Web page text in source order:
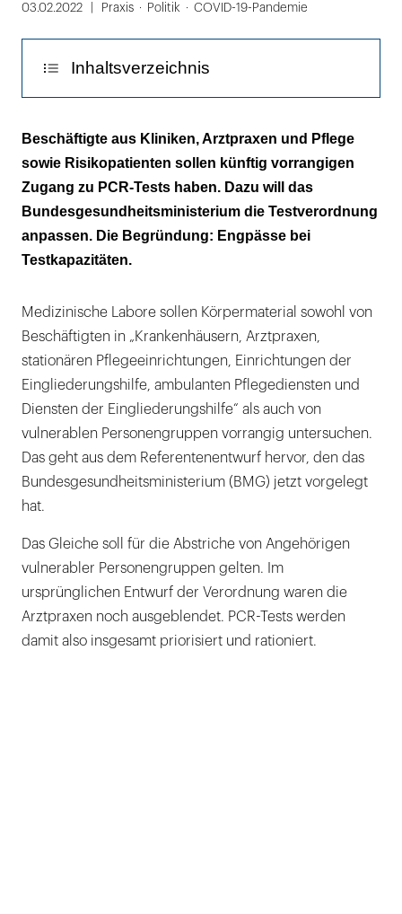
1
03.02.2022 Praxis Politik COVID-19-Pandemie
Inhaltsverzeichnis
Personen mit Risikowarnung in App sollen
keinen Anspruch mehr auf PCR-Test haben
Beschäftigte aus Kliniken, Arztpraxen und Pflege
sowie Risikopatienten sollen künftig vorrangigen
Zugang zu PCR-Tests haben. Dazu will das
Bundesgesundheitsministerium die Testverordnung
anpassen. Die Begründung: Engpässe bei
Testkapazitäten.
Medizinische Labore sollen Körpermaterial sowohl von
Beschäftigten in „Krankenhäusern, Arztpraxen,
stationären Pflegeeinrichtungen, Einrichtungen der
Eingliederungshilfe, ambulanten Pflegediensten und
Diensten der Eingliederungshilfe“ als auch von
vulnerablen Personengruppen vorrangig untersuchen.
Das geht aus dem Referentenentwurf hervor, den das
Bundesgesundheitsministerium (BMG) jetzt vorgelegt
hat.
Das Gleiche soll für die Abstriche von Angehörigen
vulnerabler Personengruppen gelten. Im
ursprünglichen Entwurf der Verordnung waren die
Arztpraxen noch ausgeblendet. PCR-Tests werden
damit also insgesamt priorisiert und rationiert.